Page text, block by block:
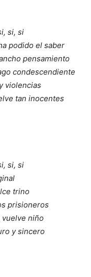
si, si
podido el saber
pensamiento
condescendiente
violencias
tan inocentes
si, si
trino
prisioneros
vuelve niño
y sincero